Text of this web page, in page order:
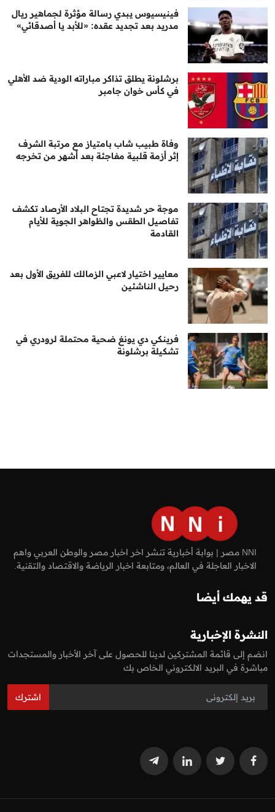
فينيسيوس يبدي رسالة مؤثرة لجماهير ريال
مدريد بعد تجديد عقده: «للأبد يا أصدقائي»
برشلونة يطلق تذاكر مباراته الودية ضد الأهلي
في كأس خوان جامبر
وفاة طبيب شاب بامتياز مع مرتبة الشرف
إثر أزمة قلبية مفاجئة بعد أشهر من تخرجه
موجة حر شديدة تجتاح البلاد الأرصاد تكشف
تفاصيل الطقس والظواهر الجوية للأيام
القادمة
معايير اختيار لاعبي الزمالك للفريق الأول بعد
رحيل الناشئين
فرينكي دي يونغ ضحية محتملة لرودري في
تشكيلة برشلونة
NNI مصر | بوابة أخبارية تنشر اخر اخبار مصر والوطن العربي واهم
الاخبار العاجلة في العالم، ومتابعة اخبار الرياضة والاقتصاد والتقنية.
قد يهمك أيضا
النشرة الإخبارية
انضم إلى قائمة المشتركين لدينا للحصول على آخر الأخبار والمستجدات
مباشرة في البريد الالكتروني الخاص بك
اشترك